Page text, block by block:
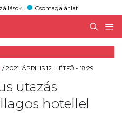
Csomagajánlat
/2021. ÁPRILIS 12. HÉTFŐ - 18:29
utazás
hotellel